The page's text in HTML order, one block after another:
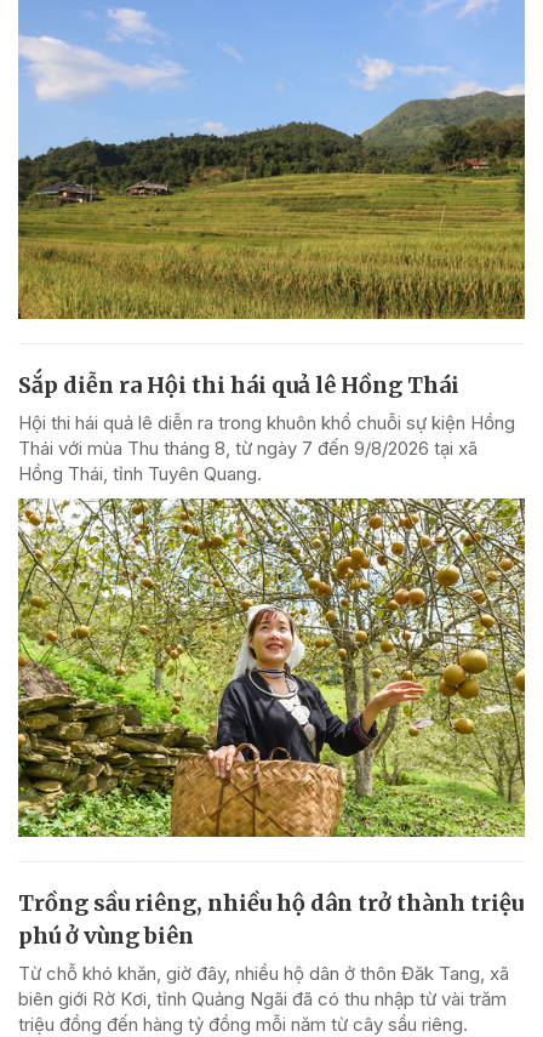
Sắp diễn ra Hội thi hái quả lê Hồng Thái
Hội thi hái quả lê diễn ra trong khuôn khổ chuỗi sự kiện Hồng
Thái với mùa Thu tháng 8, từ ngày 7 đến 9/8/2026 tại xã
Hồng Thái, tỉnh Tuyên Quang.
Trồng sầu riêng, nhiều hộ dân trở thành triệu
phú ở vùng biên
Từ chỗ khó khăn, giờ đây, nhiều hộ dân ở thôn Đăk Tang, xã
biên giới Rờ Kơi, tỉnh Quảng Ngãi đã có thu nhập từ vài trăm
triệu đồng đến hàng tỷ đồng mỗi năm từ cây sầu riêng.